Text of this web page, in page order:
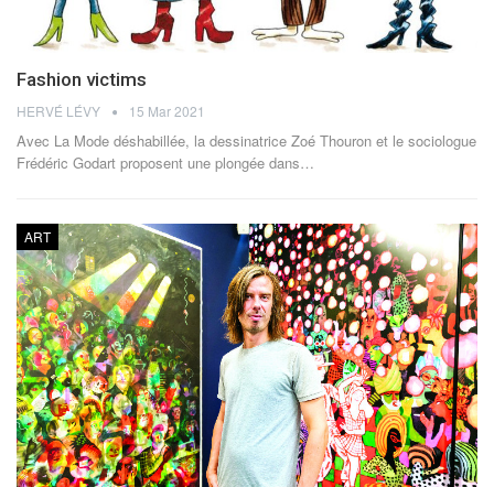
Fashion victims
HERVÉ LÉVY 15 Mar 2021
Avec La Mode déshabillée, la dessinatrice Zoé Thouron et le sociologue
Frédéric Godart proposent une plongée dans…
ART